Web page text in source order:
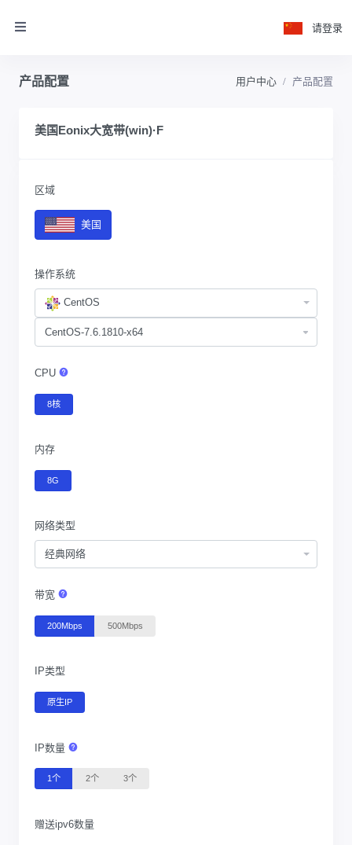
请登录
产品配置 用户中心 产品配置
美国Eonix大宽带(win)·F
区域
美国
操作系统
CentOS
CPU
8核
内存
8G
网络类型
经典网络
带宽
200Mbps 500Mbps
IP类型
原生IP
IP数量
1个 2个 3个
赠送ipv6数量